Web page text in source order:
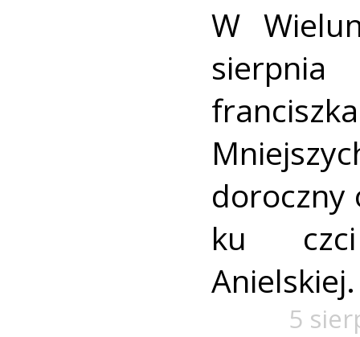
W
doroczny
ku
Anielskiej.
5